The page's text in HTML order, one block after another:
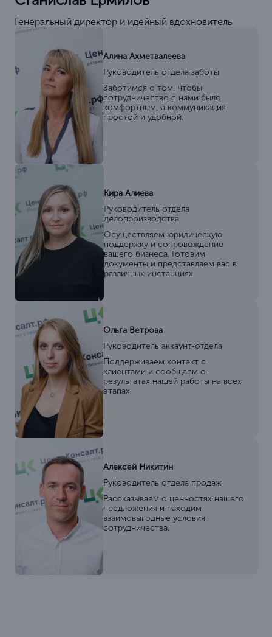
Генеральный директор и идейный вдохновитель
Алина Ахметвалеева
Руководитель отдела заботы
Заботимся о том, чтобы
сотрудничество с нами было
комфортным, а коммуникация
простой и удобной.
Кира Алиева
Руководитель отдела
делопроизводства
Осуществляем юридическую
поддержку и сопровождение
вашего бизнеса. Готовим
документы и представляем вас в
различных инстанциях.
Ольга Ветрова
Руководитель аккаунт-отдела
Поддерживаем контакт с
клиентами и сообщаем о
результатах нашей работы на всех
этапах.
Алексей Никитин
Руководитель отдела продаж
Рассказываем о ценностях нашего
предложения и находим
взаимовыгодные условия
сотрудничества.